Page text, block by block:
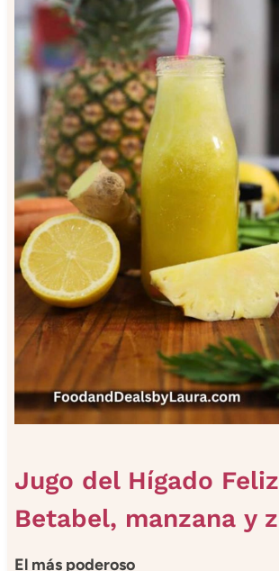
Jugo del Hígado
Betabel, manzana y
El más poderoso